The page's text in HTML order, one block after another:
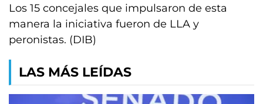
Los 15 concejales que impulsaron de esta
manera la iniciativa fueron de LLA y
peronistas. (DIB)
LAS MÁS LEÍDAS